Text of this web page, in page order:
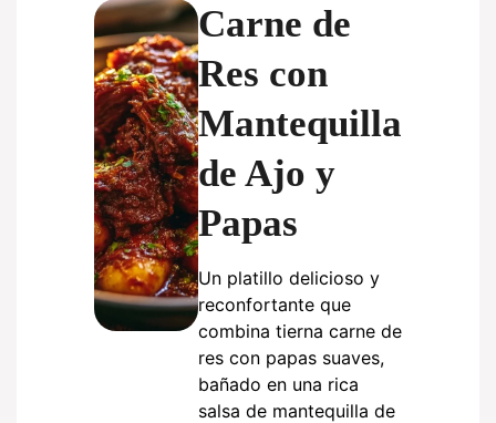
Carne de
Res con
Mantequilla
de Ajo y
Papas
Un platillo delicioso y
reconfortante que
combina tierna carne de
res con papas suaves,
bañado en una rica
salsa de mantequilla de